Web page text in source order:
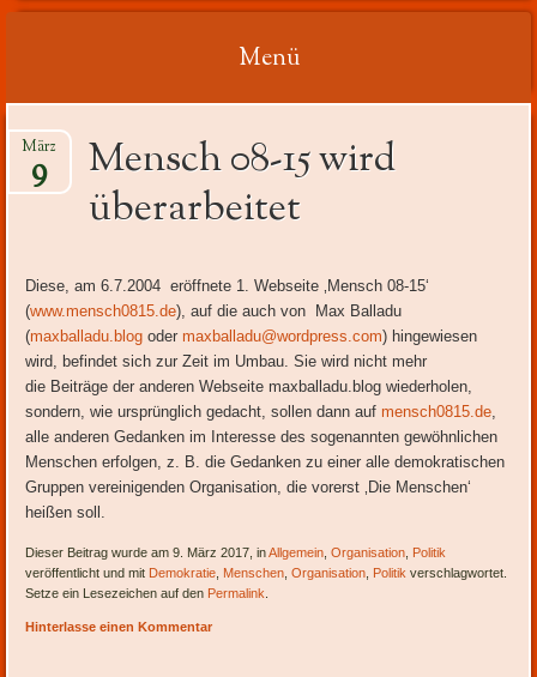
Menü
zum
Inhalt
Mensch 08-15 wird
überarbeitet
März
9
Diese, am 6.7.2004 eröffnete 1. Webseite ‚Mensch 08-15‘
(www.mensch0815.de), auf die auch von Max Balladu
(maxballadu.blog odermaxballadu@wordpress.com) hingewiesen
wird, befindet sich zur Zeit im Umbau. Sie wird nicht mehr
die Beiträge der anderen Webseite maxballadu.blog wiederholen,
sondern, wie ursprünglich gedacht, sollen dann aufmensch0815.de,
alle anderen Gedanken im Interesse des sogenannten gewöhnlichen
Menschen erfolgen, z. B. die Gedanken zu einer alle demokratischen
Gruppen vereinigenden Organisation, die vorerst ‚Die Menschen‘
heißen soll.
Dieser Beitrag wurde am 9. März 2017, inAllgemein ,Organisation
Politik
veröffentlicht und mit Demokratie Menschen ,Organisation Politik verschlagwortet.
Setze ein Lesezeichen auf den Permalink
Hinterlasse einen Kommentar